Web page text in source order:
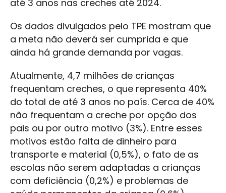
até 3 anos nas creches até 2024.
Os dados divulgados pelo TPE mostram que
a meta não deverá ser cumprida e que
ainda há grande demanda por vagas.
Atualmente, 4,7 milhões de crianças
frequentam creches, o que representa 40%
do total de até 3 anos no país. Cerca de 40%
não frequentam a creche por opção dos
pais ou por outro motivo (3%). Entre esses
motivos estão falta de dinheiro para
transporte e material (0,5%), o fato de as
escolas não serem adaptadas a crianças
com deficiência (0,2%) e problemas de